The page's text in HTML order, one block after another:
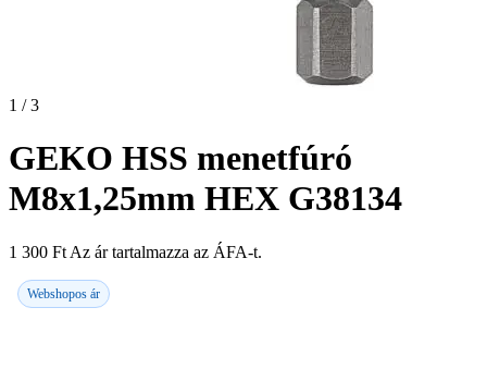
1 / 3
GEKO HSS menetfúró
M8x1,25mm HEX G38134
1 300 Ft Az ár tartalmazza az ÁFA-t.
Webshopos ár